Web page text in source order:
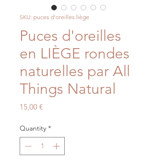
SKU: puces d'oreilles liège
Puces d'oreilles
en LIÈGE rondes
naturelles par All
Things Natural
15,00 €Price
Quantity *